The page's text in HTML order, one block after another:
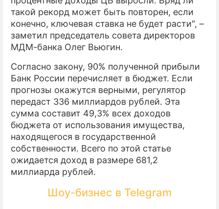
такой рекорд может быть повторен, если
конечно, ключевая ставка не будет расти", –
заметил председатель совета директоров
МДМ-банка Олег Вьюгин.
Согласно закону, 90% полученной прибыли
Банк России перечисляет в бюджет. Если
прогнозы окажутся верными, регулятор
передаст 336 миллиардов рублей. Эта
сумма составит 49,3% всех доходов
бюджета от использования имущества,
находящегося в государственной
собственности. Всего по этой статье
ожидается доход в размере 681,2
миллиарда рублей.
Шоу-бизнес в Telegram